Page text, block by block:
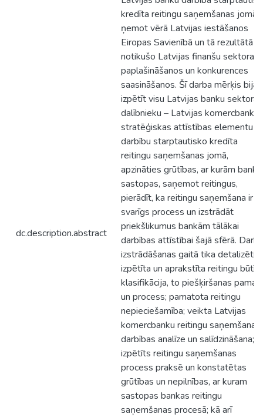
dc.description.abstract
kredīta reitingu saņemšanas jomā,
ņemot vērā Latvijas iestāšanos
Eiropas Savienībā un tā rezultātā
notikušo Latvijas finanšu sektora
paplašināšanos un konkurences
saasināšanos. Šī darba mērķis bija
izpētīt visu Latvijas banku sektora
dalībnieku – Latvijas komercbanku
stratēģiskas attīstības elementu –
darbību starptautisko kredīta
reitingu saņemšanas jomā,
apzināties grūtības, ar kurām
sastopas, saņemot reitingus,
pierādīt, ka reitingu saņemšana ir
svarīgs process un izstrādāt
priekšlikumus bankām tālākai
darbības attīstībai šajā sfērā. Darba
izstrādāšanas gaitā tika detalizēti
izpētīta un aprakstīta reitingu
klasifikācija, to piešķiršanas
un process; pamatota reitingu
nepieciešamība; veikta Latvijas
komercbanku reitingu saņemšanas
darbības analīze un salīdzināšana;
izpētīts reitingu saņemšanas
process praksē un konstatētas
grūtības un nepilnības, ar kuram
sastopas bankas reitingu
saņemšanas procesā; kā arī